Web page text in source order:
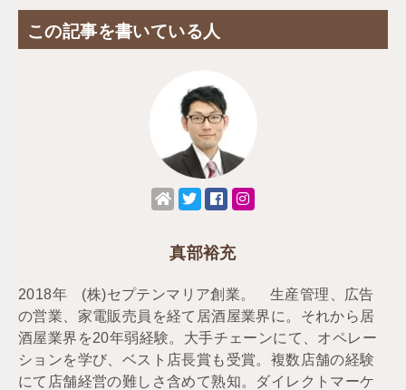
この記事を書いている人
真部裕充
2018年 (株)セプテンマリア創業。 生産管理、広告
の営業、家電販売員を経て居酒屋業界に。それから居
酒屋業界を20年弱経験。大手チェーンにて、オペレー
ションを学び、ベスト店長賞も受賞。複数店舗の経験
にて店舗経営の難しさ含めて熟知。ダイレクトマーケ